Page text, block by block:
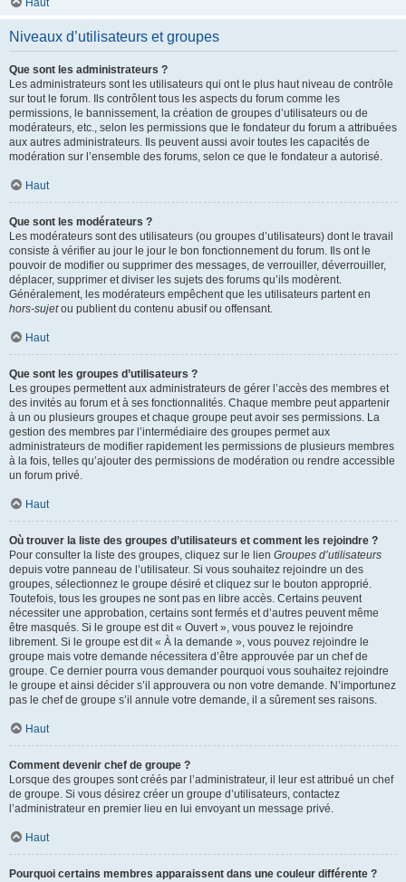
Haut
Niveaux d’utilisateurs et groupes
Que sont les administrateurs ?
Les administrateurs sont les utilisateurs qui ont le plus haut niveau de contrôle
sur tout le forum. Ils contrôlent tous les aspects du forum comme les
permissions, le bannissement, la création de groupes d’utilisateurs ou de
modérateurs, etc., selon les permissions que le fondateur du forum a attribuées
aux autres administrateurs. Ils peuvent aussi avoir toutes les capacités de
modération sur l’ensemble des forums, selon ce que le fondateur a autorisé.
Haut
Que sont les modérateurs ?
Les modérateurs sont des utilisateurs (ou groupes d’utilisateurs) dont le travail
consiste à vérifier au jour le jour le bon fonctionnement du forum. Ils ont le
pouvoir de modifier ou supprimer des messages, de verrouiller, déverrouiller,
déplacer, supprimer et diviser les sujets des forums qu’ils modèrent.
Généralement, les modérateurs empêchent que les utilisateurs partent en
hors-sujetou publient du contenu abusif ou offensant.
Haut
Que sont les groupes d’utilisateurs ?
Les groupes permettent aux administrateurs de gérer l’accès des membres et
des invités au forum et à ses fonctionnalités. Chaque membre peut appartenir
à un ou plusieurs groupes et chaque groupe peut avoir ses permissions. La
gestion des membres par l’intermédiaire des groupes permet aux
administrateurs de modifier rapidement les permissions de plusieurs membres
à la fois, telles qu’ajouter des permissions de modération ou rendre accessible
un forum privé.
Haut
Où trouver la liste des groupes d’utilisateurs et comment les rejoindre ?
Pour consulter la liste des groupes, cliquez sur le lien Groupes d’utilisateurs
depuis votre panneau de l’utilisateur. Si vous souhaitez rejoindre un des
groupes, sélectionnez le groupe désiré et cliquez sur le bouton approprié.
Toutefois, tous les groupes ne sont pas en libre accès. Certains peuvent
nécessiter une approbation, certains sont fermés et d’autres peuvent même
être masqués. Si le groupe est dit « Ouvert », vous pouvez le rejoindre
librement. Si le groupe est dit « À la demande », vous pouvez rejoindre le
groupe mais votre demande nécessitera d’être approuvée par un chef de
groupe. Ce dernier pourra vous demander pourquoi vous souhaitez rejoindre
le groupe et ainsi décider s’il approuvera ou non votre demande. N’importunez
pas le chef de groupe s’il annule votre demande, il a sûrement ses raisons.
Haut
Comment devenir chef de groupe ?
Lorsque des groupes sont créés par l’administrateur, il leur est attribué un chef
de groupe. Si vous désirez créer un groupe d’utilisateurs, contactez
l’administrateur en premier lieu en lui envoyant un message privé.
Haut
Pourquoi certains membres apparaissent dans une couleur différente ?